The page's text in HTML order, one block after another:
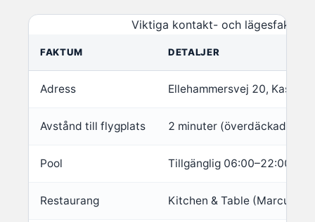
Viktiga kontakt- och lägesfakta
FAKTUM DETALJER
Adress Ellehammersvej 20,
Avstånd till flygplats 2 minuter (överdäckad
Pool Tillgänglig 06:00–22:00
Restaurang Kitchen & Table (Marcus